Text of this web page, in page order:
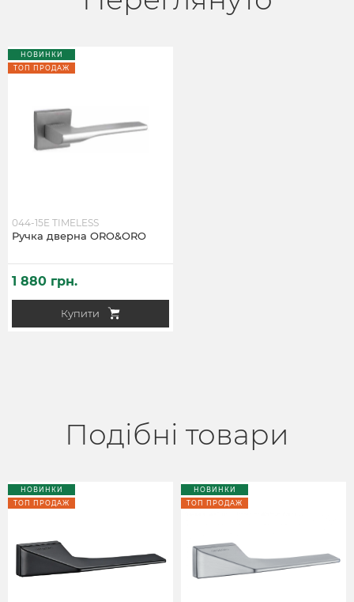
НОВИНКИ
ТОП ПРОДАЖ
Ручка дверна ORO&ORO
044-15E TIMELESS
Купити
1 880 грн.
Подібні товари
НОВИНКИ
ТОП ПРОДАЖ
НОВИНКИ
ТОП ПРОДАЖ